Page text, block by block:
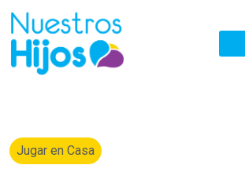
Jugar en Casa